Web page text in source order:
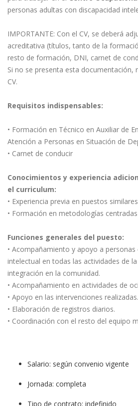
personas adultas con discapacidad
IMPORTANTE: Con el CV, se deberá
acreditativa (títulos, tanto de la
resto de formación, DNI, carnet de
Si no se presenta esta documentación,
CV.
Requisitos indispensables:
• Formación en Técnico en Auxiliar de
Atención a Personas en Situación de
• Carnet de conducir
Conocimientos y experiencia
el curriculum:
• Experiencia previa en puestos similares
• Formación en metodologías
Funciones generales del puesto:
• Acompañamiento y apoyo a personas
intelectual en todas las actividades de
integración en la comunidad.
• Acompañamiento en actividades de
• Apoyo en las intervenciones realizadas.
• Elaboración de registros diarios.
• Coordinación con el resto del equipo
Salario: según convenio vigente
Jornada: completa
Tipo de contrato: indefinido